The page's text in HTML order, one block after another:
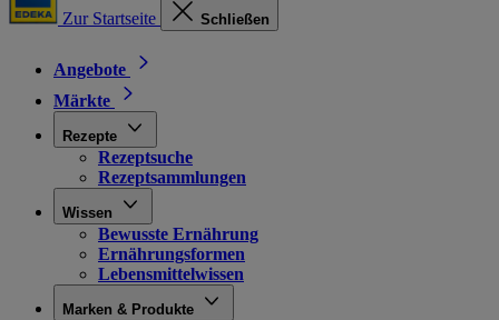
Zur Startseite Schließen
Angebote
Märkte
Rezepte
Rezeptsuche
Rezeptsammlungen
Wissen
Bewusste Ernährung
Ernährungsformen
Lebensmittelwissen
Marken & Produkte